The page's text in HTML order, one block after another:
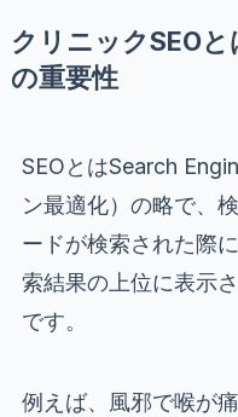
クリニックSEO
の重要性
SEOとはSearch
ン最適化）の略で、
ードが検索された際
索結果の上位に表示
です。
例えば、風邪で喉が